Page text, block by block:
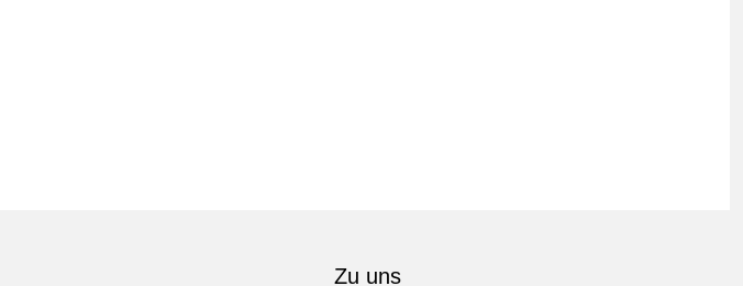
Zu uns